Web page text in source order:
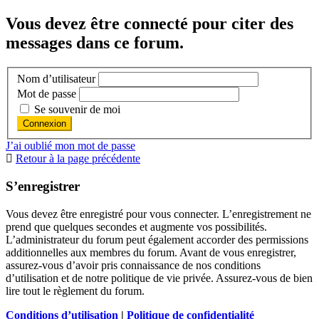
Vous devez être connecté pour citer des
messages dans ce forum.
Nom d’utilisateur
Mot de passe
Se souvenir de moi
J’ai oublié mon mot de passe
Retour à la page précédente
S’enregistrer
Vous devez être enregistré pour vous connecter. L’enregistrement ne
prend que quelques secondes et augmente vos possibilités.
L’administrateur du forum peut également accorder des permissions
additionnelles aux membres du forum. Avant de vous enregistrer,
assurez-vous d’avoir pris connaissance de nos conditions
d’utilisation et de notre politique de vie privée. Assurez-vous de bien
lire tout le règlement du forum.
Conditions d’utilisation | Politique de confidentialité